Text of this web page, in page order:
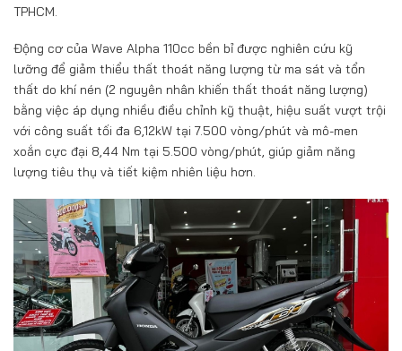
TPHCM.
Động cơ của Wave Alpha 110cc bền bỉ được nghiên cứu kỹ
lưỡng để giảm thiểu thất thoát năng lượng từ ma sát và tổn
thất do khí nén (2 nguyên nhân khiến thất thoát năng lượng)
bằng việc áp dụng nhiều điều chỉnh kỹ thuật, hiệu suất vượt trội
với công suất tối đa 6,12kW tại 7.500 vòng/phút và mô-men
xoắn cực đại 8,44 Nm tại 5.500 vòng/phút, giúp giảm năng
lượng tiêu thụ và tiết kiệm nhiên liệu hơn.